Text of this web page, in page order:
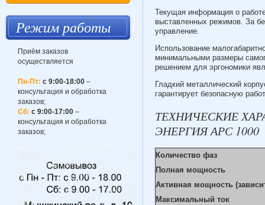
Режим работы
Приём заказов
осуществляется
Пн-Пт: с 9:00-18:00–
консультация и обработка
заказов;
Сб: с 9:00-17:00–
консультация и обработка
заказов;
Текущая информация о
выставленных режимов. За
управление.
Использование
минимальными размеры
решением для эргономики
Гладкий металлический
гарантирует безопасную
ТЕХНИЧЕСКИЕ
ЭНЕРГИЯ АРС 1000
Количество фаз
Полная мощность
Активная мощность
Максимальный ток